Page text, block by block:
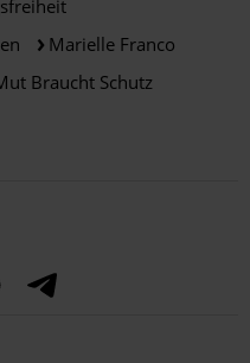
Marielle Franco
Braucht Schutz